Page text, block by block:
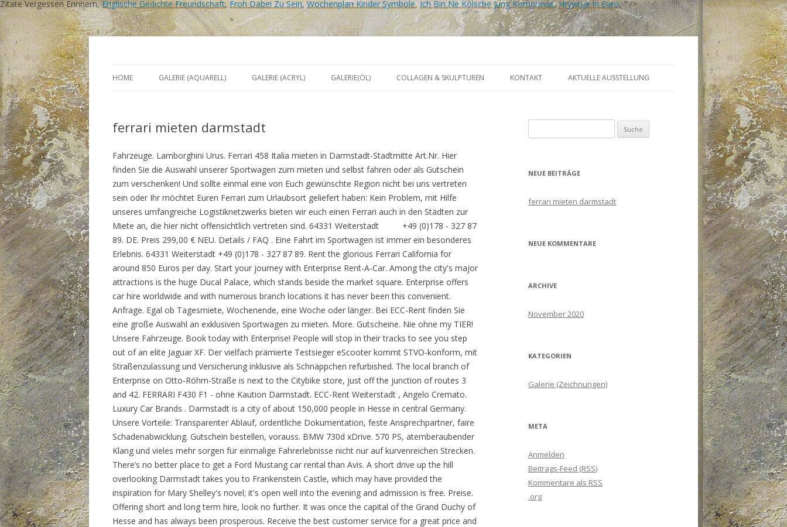
Zitate Vergessen Erinnern,Englische Gedichte Freundschaft,Froh Dabei Zu Sein,Wochenplan Kinder Symbole, Ich Bin Ne Kölsche Jung Komponist,Hrywnja In Euro, " />
Inhalt
HOME GALERIE (AQUARELL) GALERIE (ACRYL) GALERIE(ÖL) COLLAGEN & SKULPTUREN KONTAKT AKTUELLE AUSSTELLUNG
ferrari mieten darmstadt
Fahrzeuge. Lamborghini Urus. Ferrari 458 Italia mieten in Darmstadt-Stadtmitte Art.Nr. Hier
finden Sie die Auswahl unserer Sportwagen zum mieten und selbst fahren oder als Gutschein
zum verschenken! Und sollte einmal eine von Euch gewünschte Region nicht bei uns vertreten
sein oder Ihr möchtet Euren Ferrari zum Urlaubsort geliefert haben: Kein Problem, mit Hilfe
unseres umfangreiche Logistiknetzwerks bieten wir euch einen Ferrari auch in den Städten zur
Miete an, die hier nicht offensichtlich vertreten sind. 64331 Weiterstadt +49 (0)178 - 327 87
89. DE. Preis 299,00 € NEU. Details / FAQ . Eine Fahrt im Sportwagen ist immer ein besonderes
Erlebnis. 64331 Weiterstadt +49 (0)178 - 327 87 89. Rent the glorious Ferrari California for
around 850 Euros per day. Start your journey with Enterprise Rent-A-Car. Among the city's major
attractions is the huge Ducal Palace, which stands beside the market square. Enterprise offers
car hire worldwide and with numerous branch locations it has never been this convenient.
Anfrage. Egal ob Tagesmiete, Wochenende, eine Woche oder länger. Bei ECC-Rent finden Sie
eine große Auswahl an exklusiven Sportwagen zu mieten. More. Gutscheine. Nie ohne my TIER!
Unsere Fahrzeuge. Book today with Enterprise! People will stop in their tracks to see you step
out of an elite Jaguar XF. Der vielfach prämierte Testsieger eScooter kommt STVO-konform, mit
Straßenzulassung und Versicherung inklusive als Schnäppchen refurbished. The local branch of
Enterprise on Otto-Röhm-Straße is next to the Citybike store, just off the junction of routes 3
and 42. FERRARI F430 F1 - ohne Kaution Darmstadt. ECC-Rent Weiterstadt , Angelo Cremato.
Luxury Car Brands . Darmstadt is a city of about 150,000 people in Hesse in central Germany.
Unsere Vorteile: Transparenter Ablauf, ordentliche Dokumentation, feste Ansprechpartner, faire
Schadenabwicklung. Gutschein bestellen, vorauss. BMW 730d xDrive. 570 PS, atemberaubender
Klang und vieles mehr sorgen für einmalige Fahrerlebnisse nicht nur auf kurvenreichen Strecken.
There’s no better place to get a Ford Mustang car rental than Avis. A short drive up the hill
overlooking Darmstadt takes you to Frankenstein Castle, which may have provided the
inspiration for Mary Shelley's novel; it's open well into the evening and admission is free. Preise.
Offering short and long term hire, look no further. It was once the capital of the Grand Duchy of
Hesse and has always been prosperous. Receive the best customer service for a great price and
nach:
NEUE BEITRÄGE
ferrari mieten darmstadt
NEUE KOMMENTARE
ARCHIVE
November 2020
KATEGORIEN
Galerie (Zeichnungen)
META
Anmelden
Beitrags-Feed (RSS)
Kommentare als RSS
.org